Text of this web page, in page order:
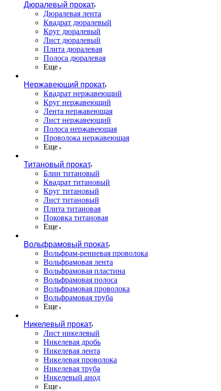
Дюралевый прокат
Дюралевая лента
Квадрат дюралевый
Круг дюралевый
Лист дюралевый
Плита дюралевая
Полоса дюралевая
Еще
Нержавеющий прокат
Квадрат нержавеющий
Круг нержавеющий
Лента нержавеющая
Лист нержавеющий
Полоса нержавеющая
Проволока нержавеющая
Еще
Титановый прокат
Блин титановый
Квадрат титановый
Круг титановый
Лист титановый
Плита титановая
Поковка титановая
Еще
Вольфрамовый прокат
Вольфрам-рениевая проволока
Вольфрамовая лента
Вольфрамовая пластина
Вольфрамовая полоса
Вольфрамовая проволока
Вольфрамовая труба
Еще
Никелевый прокат
Лист никелевый
Никелевая дробь
Никелевая лента
Никелевая проволока
Никелевая труба
Никелевый анод
Еще